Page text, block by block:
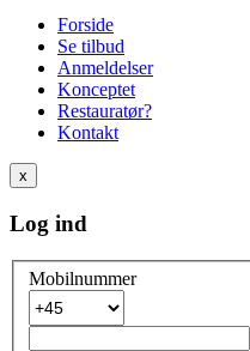
Forside
Se tilbud
Anmeldelser
Konceptet
Restauratør?
Kontakt
x
Log ind
Mobilnummer